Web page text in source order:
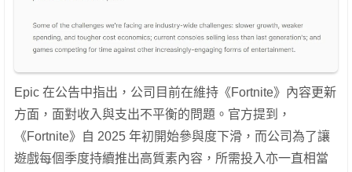
Epic 在公告中指出，公司目前在維持《Fortnite》內容更新
方面，面對收入與支出不平衡的問題。官方提到，
《Fortnite》自 2025 年初開始參與度下滑，而公司為了讓
遊戲每個季度持續推出高質素內容，所需投入亦一直相當